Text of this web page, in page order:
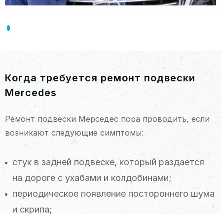
Когда требуется ремонт подвески
Mercedes
Ремонт подвески Мерседес пора проводить, если
возникают следующие симптомы:
стук в задней подвеске, который раздается
на дороге с ухабами и колдобинами;
периодическое появление постороннего шума
и скрипа;